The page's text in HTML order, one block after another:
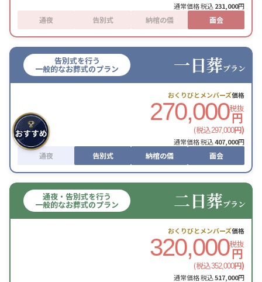
通常価格 税込231,000円
通夜 告別式 納棺の儀 面会
告別式を行う
一般的なお葬式のプラン 一日葬プラン
おくりびとメンバーズ価格
270,000税抜
円
(税込297,000円)
通常価格 税込407,000円
通夜 告別式 納棺の儀 面会
通夜・告別式を行う
一般的なお葬式のプラン 二日葬プラン
おくりびとメンバーズ価格
320,000税抜
円
(税込352,000円)
通常価格 税込517,000円